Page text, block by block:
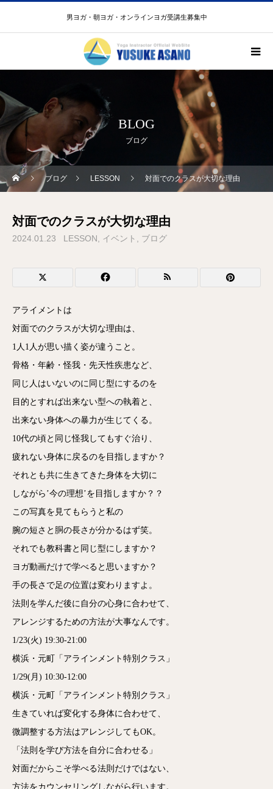
男ヨガ・朝ヨガ・オンラインヨガ受講生募集中
BLOG
ブログ
ブログ LESSON 対面でのクラスが大切な理由
対面でのクラスが大切な理由
2024.01.23 LESSON イベント ブログ
アライメントは
対面でのクラスが大切な理由は、
1人1人が思い描く姿が違うこと。
骨格・年齢・怪我・先天性疾患など、
同じ人はいないのに同じ型にするのを
目的とすれば出来ない型への執着と、
出来ない身体への暴力が生じてくる。
10代の頃と同じ怪我してもすぐ治り、
疲れない身体に戻るのを目指しますか？
それとも共に生きてきた身体を大切に
しながら’今の理想’を目指しますか？？
この写真を見てもらうと私の
腕の短さと胴の長さが分かるはず笑。
それでも教科書と同じ型にしますか？
ヨガ動画だけで学べると思いますか？
手の長さで足の位置は変わりますよ。
法則を学んだ後に自分の心身に合わせて、
アレンジするための方法が大事なんです。
1/23(火) 19:30-21:00
横浜・元町「アラインメント特別クラス」
1/29(月) 10:30-12:00
横浜・元町「アラインメント特別クラス」
生きていれば変化する身体に合わせて、
微調整する方法はアレンジしてもOK。
「法則を学び方法を自分に合わせる」
対面だからこそ学べる法則だけではない、
方法をカウンセリングしながら行います。